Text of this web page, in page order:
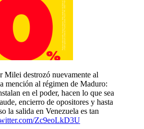
destrozó nuevamente al
mención al régimen de Maduro:
en el poder, hacen lo que sea
encierro de opositores y hasta
la salida en Venezuela es tan
Zc9eoLkD3U